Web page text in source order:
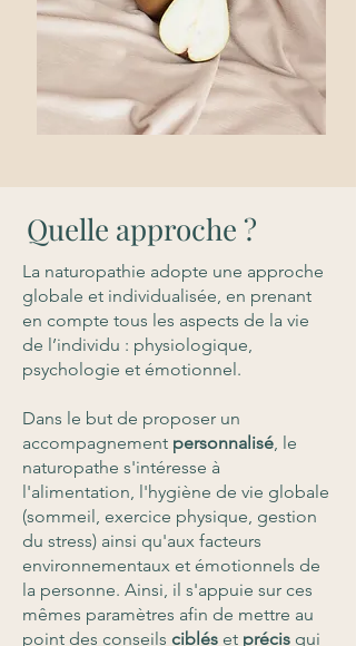
Quelle approche ?
La naturopathie adopte une approche
globale et individualisée, en prenant
en compte tous les aspects de la vie
de l’individu : physiologique,
psychologie et émotionnel.
Dans le but de proposer un
accompagnement personnalisé, le
naturopathe s'intéresse à
l'alimentation, l'hygiène de vie globale
(sommeil, exercice physique, gestion
du stress) ainsi qu'aux facteurs
environnementaux et émotionnels de
la personne. Ainsi, il s'appuie sur ces
mêmes paramètres afin de mettre au
point des conseils ciblés et précis qui